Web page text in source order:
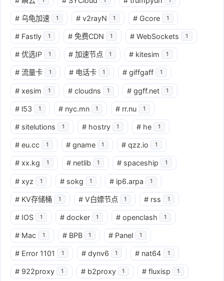
# 乌龟加速 1 # v2rayN 1 # Gcore 1
# Fastly 1 # 免费CDN 1 # WebSockets 1
# 优选IP 1 # 加速节点 1 # kitesim 1
# 流量卡 1 # 电话卡 1 # giffgaff 1
# xesim 1 # cloudns 1 # ggff.net 1
# l53 1 # nyc.mn 1 # rr.nu 1
# sitelutions 1 # hostry 1 # he 1
# eu.cc 1 # gname 1 # qzz.io 1
# xx.kg 1 # netlib 1 # spaceship 1
# xyz 1 # sokg 1 # ip6.arpa 1
# KV存储桶 1 # V白嫖节点 1 # rss 1
# IOS 1 # docker 1 # openclash 1
# Mac 1 # BPB 1 # Panel 1
# Error 1101 1 # dynv6 1 # nat64 1
# 922proxy 1 # b2proxy 1 # fluxisp 1